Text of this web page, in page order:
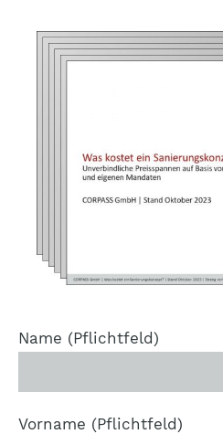
Name (Pflichtfeld)
Vorname (Pflichtfeld)